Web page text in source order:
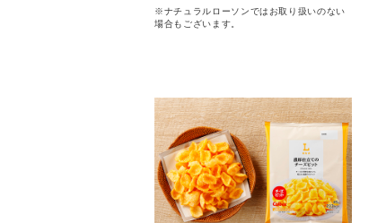
※ナチュラルローソンではお取り扱いのない
場合もございます。